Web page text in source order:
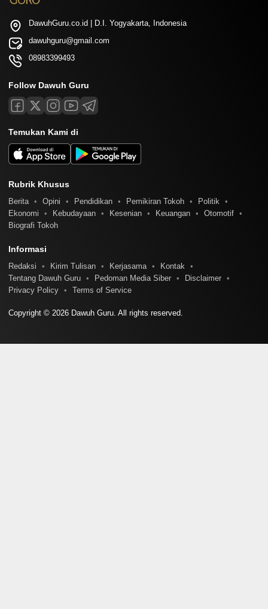
DawuhGuru.co.id | D.I. Yogyakarta, Indonesia
dawuhguru@gmail.com
08983399493
Follow Dawuh Guru
Temukan Kami di
Rubrik Khusus
Berita Opini Pendidikan Pemikiran Tokoh
Politik
Ekonomi
Kebudayaan Kesenian Keuangan
Otomotif
Biografi Tokoh
Informasi
Redaksi Kirim Tulisan Kerjasama
Kontak
Tentang Dawuh Guru
Pedoman Media Siber
Disclaimer
Privacy Policy
Terms of Service
Copyright © 2026 Dawuh Guru. All rights reserved.